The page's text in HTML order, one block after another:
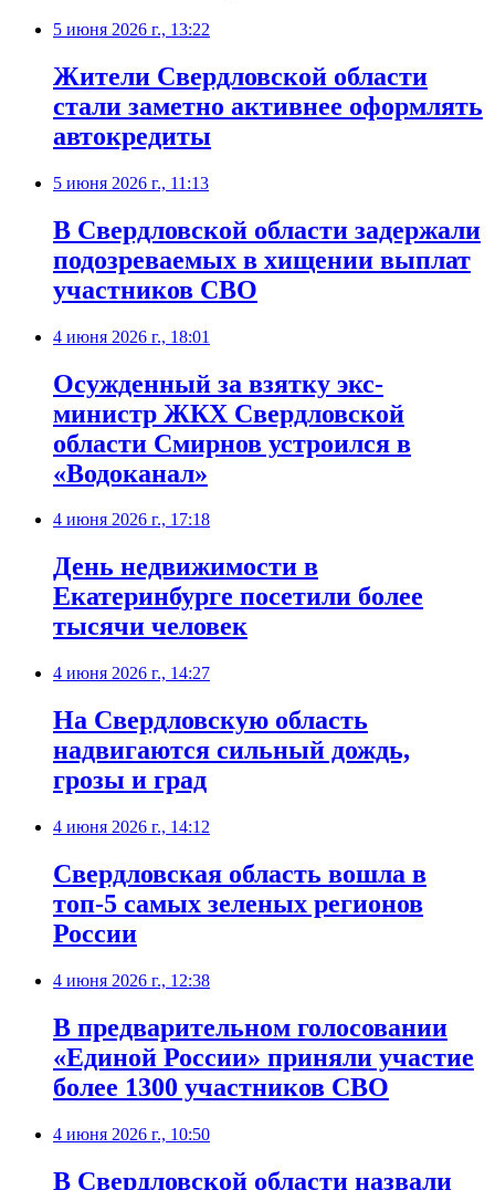
5 июня 2026 г., 13:22
Жители Свердловской области
стали заметно активнее оформлять
автокредиты
5 июня 2026 г., 11:13
В Свердловской области задержали
подозреваемых в хищении выплат
участников СВО
4 июня 2026 г., 18:01
Осужденный за взятку экс-
министр ЖКХ Свердловской
области Смирнов устроился в
«Водоканал»
4 июня 2026 г., 17:18
День недвижимости в
Екатеринбурге посетили более
тысячи человек
4 июня 2026 г., 14:27
На Свердловскую область
надвигаются сильный дождь,
грозы и град
4 июня 2026 г., 14:12
Свердловская область вошла в
топ-5 самых зеленых регионов
России
4 июня 2026 г., 12:38
В предварительном голосовании
«Единой России» приняли участие
более 1300 участников СВО
4 июня 2026 г., 10:50
В Свердловской области назвали